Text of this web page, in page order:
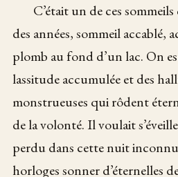
C’était un de ces
des années, sommeil accablé,
plomb au fond d’un lac. On
lassitude accumulée et des
monstrueuses qui rôdent
de la volonté. Il voulait
perdu dans cette nuit
horloges sonner d’éternelles